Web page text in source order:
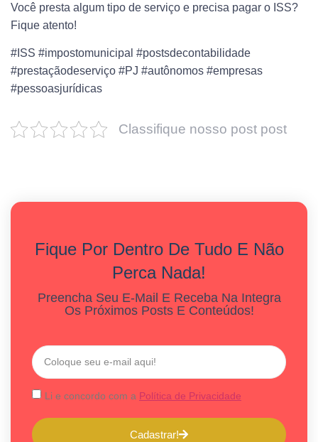
Você presta algum tipo de serviço e precisa pagar o ISS?
Fique atento!
#ISS #impostomunicipal #postsdecontabilidade
#prestaçãodeserviço #PJ #autônomos #empresas
#pessoasjurídicas
Classifique nosso post post
Fique Por Dentro De Tudo E Não
Perca Nada!
Preencha Seu E-Mail E Receba Na Integra
Os Próximos Posts E Conteúdos!
Li e concordo com a Política de Privacidade
Cadastrar!